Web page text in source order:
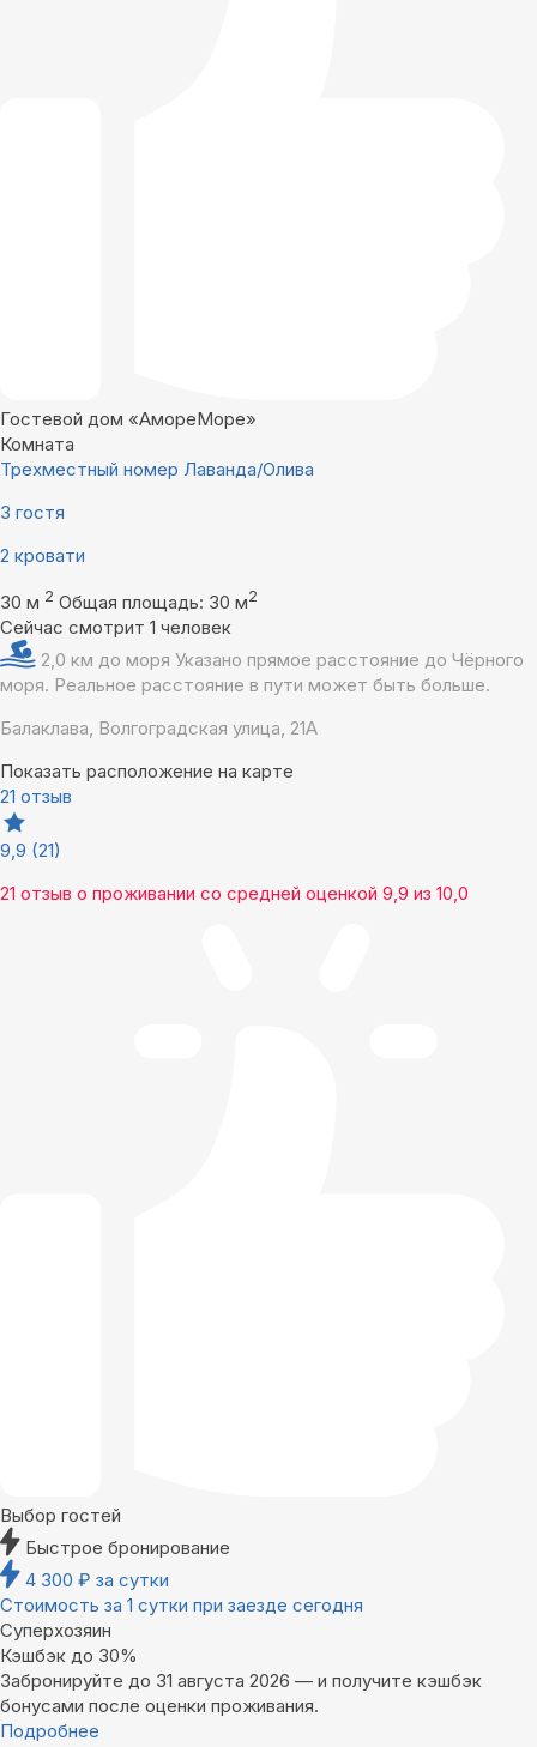
Гостевой дом «АмореМоре»
Комната
Трехместный номер Лаванда/Олива
3 гостя
2 кровати
30 м 2 Общая площадь: 30 м2
Сейчас смотрит 1 человек
2,0 км до моря Указано прямое расстояние до Чёрного
моря. Реальное расстояние в пути может быть больше.
Балаклава, Волгоградская улица, 21А
Показать расположение на карте
21 отзыв
9,9 (21)
21 отзыв о проживании со средней оценкой 9,9 из 10,0
Выбор гостей
Быстрое бронирование
4 300 ₽ за сутки
Стоимость за 1 сутки при заезде сегодня
Суперхозяин
Кэшбэк до 30%
Забронируйте до 31 августа 2026 — и получите кэшбэк
бонусами после оценки проживания.
Подробнее